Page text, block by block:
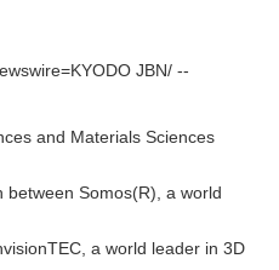
JBN/ --
and Materials Sciences
Somos(R), a world
a world leader in 3D